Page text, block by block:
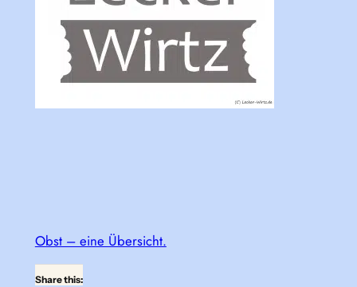
Obst – eine Übersicht.
Share this: